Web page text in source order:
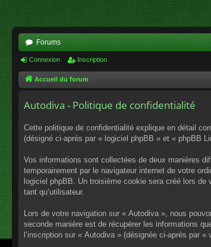
Forums
Connexion Inscription
Accueil du forum
Autodiva - Politique de confidentialité
Cette politique de confidentialité explique en détail
(désigné ci-après par « logiciel phpBB » et « phpBB
Vos informations sont collectées de deux manières
temporairement par le navigateur internet de votre
logiciel phpBB. Un troisième cookie sera créé lors
tant qu’utilisateur.
Lors de votre navigation sur « Autodiva », nous
seconde manière est de récupérer les informations
l’inscription sur « Autodiva » (désignée ci-après par